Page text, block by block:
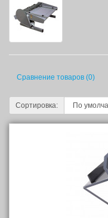
Сравнение товаров (0)
Сортировка: